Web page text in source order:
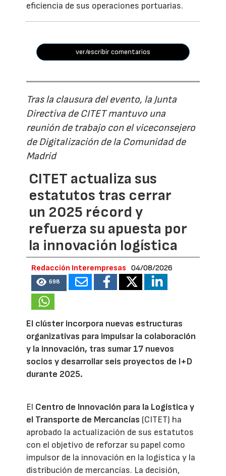
eficiencia de sus operaciones portuarias.
ver/escribir comentarios
Tras la clausura del evento, la Junta
Directiva de CITET mantuvo una
reunión de trabajo con el viceconsejero
de Digitalización de la Comunidad de
Madrid
CITET actualiza sus
estatutos tras cerrar
un 2025 récord y
refuerza su apuesta por
la innovación logística
Redacción Interempresas 04/08/2026
698
El clúster incorpora nuevas estructuras
organizativas para impulsar la colaboración
y la innovación, tras sumar 17 nuevos
socios y desarrollar seis proyectos de I+D
durante 2025.
El Centro de Innovación para la Logística y
el Transporte de Mercancías (CITET) ha
aprobado la actualización de sus estatutos
con el objetivo de reforzar su papel como
impulsor de la innovación en la logística y la
distribución de mercancías. La decisión,